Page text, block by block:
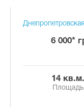
6 000*
14 кв.м.
Площадь